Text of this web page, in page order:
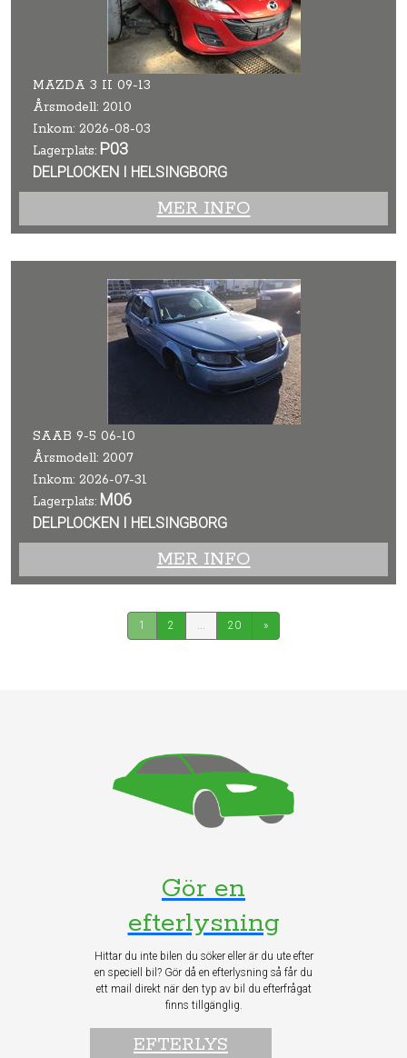
MAZDA 3 II 09-13
Årsmodell: 2010
Inkom: 2026-08-03
Lagerplats: P03
DELPLOCKEN I HELSINGBORG
MER INFO
SAAB 9-5 06-10
Årsmodell: 2007
Inkom: 2026-07-31
Lagerplats: M06
DELPLOCKEN I HELSINGBORG
MER INFO
1 2 ... 20 »
Gör en
efterlysning
Hittar du inte bilen du söker eller är du ute efter
en speciell bil? Gör då en efterlysning så får du
ett mail direkt när den typ av bil du efterfrågat
finns tillgänglig.
EFTERLYS